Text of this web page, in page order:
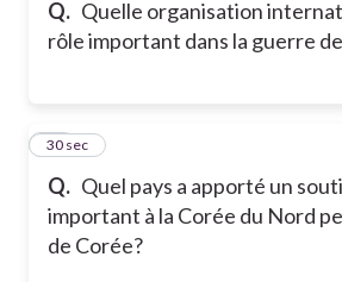
Q. Quelle organisation
rôle important dans la guerre
Q. Quel pays a apporté un
important à la Corée du Nord
de Corée?
24
30 sec